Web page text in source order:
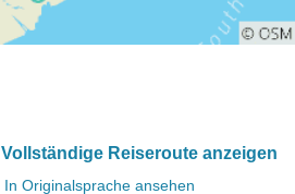
Vollständige Reiseroute anzeigen
In Originalsprache ansehen